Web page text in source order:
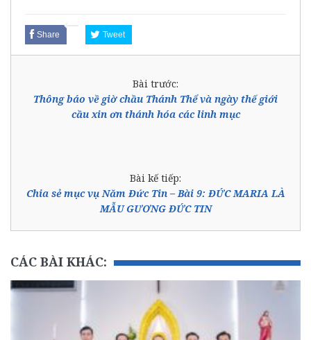
Share Tweet
Bài trước:
Thông báo về giờ chầu Thánh Thể và ngày thế giới
cầu xin ơn thánh hóa các linh mục
Bài kế tiếp:
Chia sẻ mục vụ Năm Đức Tin – Bài 9: ĐỨC MARIA LÀ
MẪU GƯƠNG ĐỨC TIN
CÁC BÀI KHÁC: